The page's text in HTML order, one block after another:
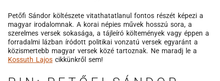
Petőfi Sándor költészete vitathatatlanul fontos részét képezi a
magyar irodalomnak. A korai népies művek hosszú sora, a
szerelmes versek sokasága, a tájleíró költemények vagy éppen a
forradalmi lázban íródott politikai vonzatú versek egyaránt a
közismertebb magyar versek közé tartoznak. Ne maradj le a
Kossuth Lajos cikkünkről sem!